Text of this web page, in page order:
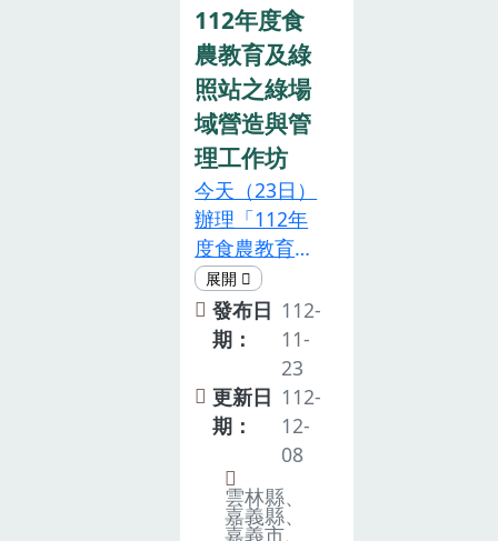
農會林添祥總
幹事、本場羅
正宗場長及農
糧署中區分署
雜糧特作科劉
信良科長↑臺
南31號果穗充
實飽滿↑臺南
32號果穗碩長
繪圖技術，展
示區域土壤有
機碳的估算方
法，擴展了另
一層的應用範
例。另會場外
也展示各研究
人員的研究成
果海報展示，
共計有14項研
究成果，相關
詳細內容也將
收錄在本次研
討會專刊中。
本次研討會不
僅讓與會者從
微觀的根基角
度深入了解土
餐桌、認識臺
灣的農業；食
農教育也以零
飢餓理念實現
社會救助，透
過175個農村
社區、115家
農漁會擴大供
餐服務，計有
57.9萬人次受
惠，同時設置
145處的農漁
會惜食專區，
並協同企業參
與配送食材及
暖暖包給有需
要的人，並販
售60元幸福餐
動，在玉米田
中找尋線索，
同心協力完成
關卡任務。瓜
葉藍晒創作 、
絲瓜絡手作小
夜燈及飾品、
食農親子著色
畫、酪梨寶寶
及在地食材冷
麵製作等DIY
活動，更是一
早就吸引許多
民眾排隊報
名。食農靜態
展示區，收集
雲嘉南各單位
開發具代表性
的食農教材 、
112年度食
農教育及綠
照站之綠場
域營造與管
理工作坊
今天（23日）
辦理「112年
度食農教育及
綠照站之綠場
域營造與管理
工作坊」，希
冀透過農村社
區再生實務經
驗分享，以及
示範運用既有
畸零閒置空
間，結合各式
發布日
期：
112-
11-
23
更新日
期：
112-
12-
08
雲林縣、
嘉義縣、
嘉義市、